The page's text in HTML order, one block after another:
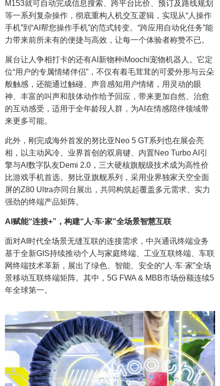
M153就可自动完成信息搜索、跨平台比价、预订及路线规划
等一系列复杂操作，彻底重构人机交互逻辑，实现从“人操作
手机”到“AI帮您操作手机”的范式转变。“跨应用自动化任务”能
力带来前所未有的便捷与高效，让每一个体验者称赞不已。
展台让人争相打卡的还有AI新物种iMoochi宠物机器人。它定
位“用户的专属情绪伴侣”，不仅有着毛茸茸的可爱外形与云朵
般触感，还能通过触碰、声音感知用户情绪，用灵动的眼
神、丰富的叫声和肢体动作给予回应，带来更加自然、治愈
的互动感受，适用于全年龄段人群，为AI在情感陪伴领域带
来更多可能。
此外，刚完成海外首发的努比亚Neo 5 GT系列也在展会亮
相，以主动风冷、业界首创的双肩键、内置Neo Turbo AI引
擎与AI数字队友Demi 2.0，三大硬核旗舰级技术成为高性价
比游戏手机首选。努比亚旗舰系列，采用业界独家天空全面
屏的Z80 Ultra亦同台展出，共同构筑起覆盖多元需求、实力
强劲的终端产品矩阵。
AI赋能“连接+”，构建“人·车·家”全场景智慧互联
面对AI时代全场景无缝互联的连接需求，中兴通讯终端业务
基于全新GIS持续推动个人与家庭终端、工业互联终端、车联
网终端技术革新，展出了绿色、智能、安全的“人·车·家”全场
景移动互联终端矩阵。其中，5G FWA & MBB市场份额连续5
年全球第一。